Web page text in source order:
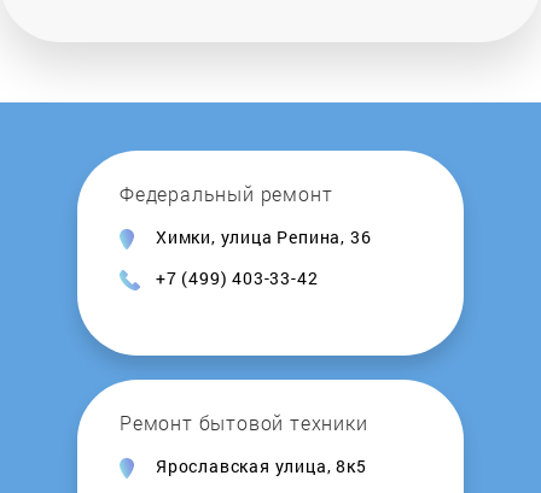
Honeywell
Hosseven
Hydrosta
Федеральный ремонт
Химки, улица Репина, 36
+7 (499) 403-33-42
Ремонт бытовой техники
Ярославская улица, 8к5